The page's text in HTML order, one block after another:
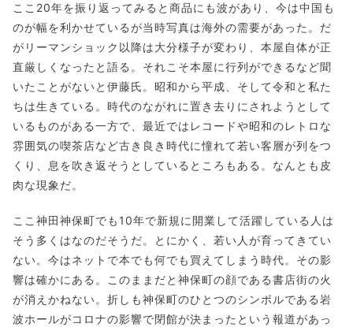
ここ20年を振り返ってみると商品にも波があり、今は中国も
のが幅を利かせているが当時写真は海外の需要があった。だ
がリーマンショック以降は大分様子が変わり、本屋自体が正
直厳しくなったと語る。それこそ本屋に行列ができるなど聞
いたことがないと伊藤氏。昭和から平成、そして令和と私た
ちは生きている。時代のながれに置き去りにされようとして
いるものがある一方で、最近ではレコードや昭和のレトロな
雰囲気の喫茶店など古き良き時代に憧れて若い客層が列をつ
くり、息を吹き返そうとしているところもある。なんとも皮
肉な現象だ。
ここ神田神保町でも10年で新規に開業して活躍している人は
そう多くはなのだそうだ。とにかく、若い人が育ってきてい
ない。今はネットで本でも何でも買えてしまう時代。その影
響は確かにある。このままだと神保町の顔である書店街の火
が消えかねない。折しも神保町のひとつのシンボルである岩
波ホールがコロナの影響で閉館が決まったという報道があっ